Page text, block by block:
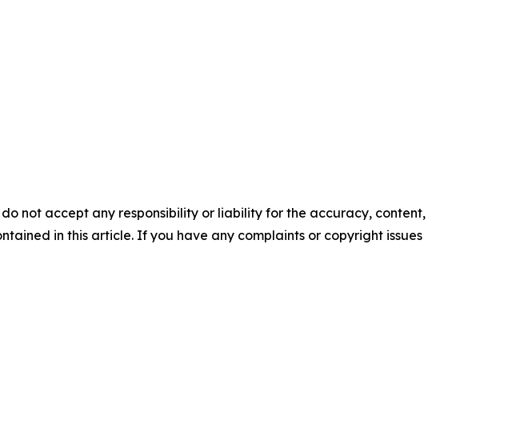
not accept any responsibility or liability for the accuracy, content,
in this article. If you have any complaints or copyright issues